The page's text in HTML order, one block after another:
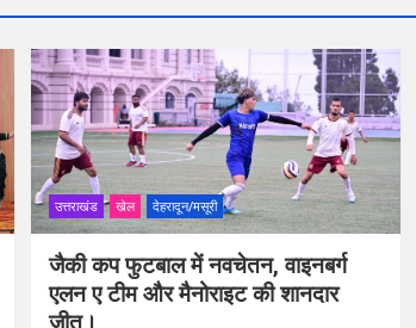
उत्तराखंड खेल देहरादून/मसूरी
जैकी कप फुटबाल में नवचेतन, वाइनबर्ग
एलन ए टीम और मैनोराइट की शानदार
जीत।